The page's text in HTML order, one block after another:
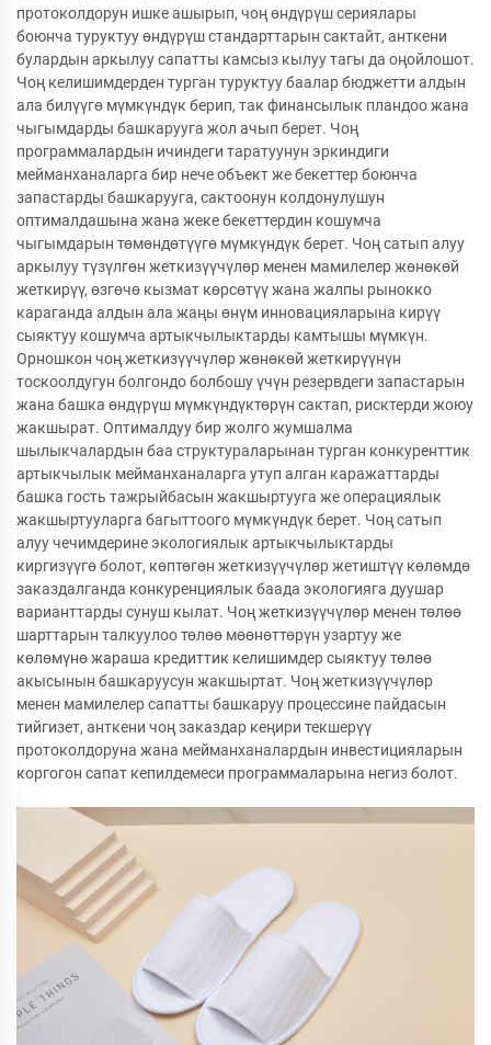
протоколдорун ишке ашырып, чоң өндүрүш сериялары
боюнча туруктуу өндүрүш стандарттарын сактайт, анткени
булардын аркылуу сапатты камсыз кылуу тагы да оңойлошот.
Чоң келишимдерден турган туруктуу баалар бюджетти алдын
ала билүүгө мүмкүндүк берип, так финансылык пландоо жана
чыгымдарды башкарууга жол ачып берет. Чоң
программалардын ичиндеги таратуунун эркиндиги
мейманханаларга бир нече объект же бекеттер боюнча
запастарды башкарууга, сактоонун колдонулушун
оптималдашына жана жеке бекеттердин кошумча
чыгымдарын төмөндөтүүгө мүмкүндүк берет. Чоң сатып алуу
аркылуу түзүлгөн жеткизүүчүлөр менен мамилелер жөнөкөй
жеткирүү, өзгөчө кызмат көрсөтүү жана жалпы рынокко
караганда алдын ала жаңы өнүм инновацияларына кирүү
сыяктуу кошумча артыкчылыктарды камтышы мүмкүн.
Орношкон чоң жеткизүүчүлөр жөнөкөй жеткирүүнүн
тоскоолдугун болгондо болбошу үчүн резервдеги запастарын
жана башка өндүрүш мүмкүндүктөрүн сактап, рисктерди жоюу
жакшырат. Оптималдуу бир жолго жумшалма
шылыкчалардын баа структураларынан турган конкуренттик
артыкчылык мейманханаларга утуп алган каражаттарды
башка гость тажрыйбасын жакшыртууга же операциялык
жакшыртууларга багыттоого мүмкүндүк берет. Чоң сатып
алуу чечимдерине экологиялык артыкчылыктарды
киргизүүгө болот, көптөгөн жеткизүүчүлөр жетиштүү көлөмдө
заказдалганда конкуренциялык баада экологияга дуушар
варианттарды сунуш кылат. Чоң жеткизүүчүлөр менен төлөө
шарттарын талкуулоо төлөө мөөнөттөрүн узартуу же
көлөмүнө жараша кредиттик келишимдер сыяктуу төлөө
акысынын башкаруусун жакшыртат. Чоң жеткизүүчүлөр
менен мамилелер сапатты башкаруу процессине пайдасын
тийгизет, анткени чоң заказдар кеңири текшерүү
протоколдоруна жана мейманханалардын инвестицияларын
коргогон сапат кепилдемеси программаларына негиз болот.